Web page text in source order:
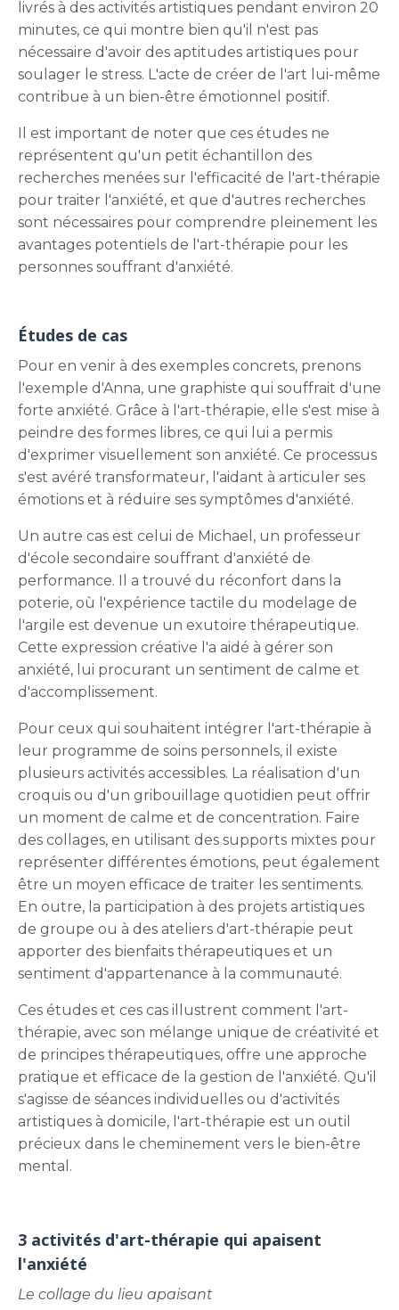
livrés à des activités artistiques pendant environ 20
minutes, ce qui montre bien qu'il n'est pas
nécessaire d'avoir des aptitudes artistiques pour
soulager le stress. L'acte de créer de l'art lui-même
contribue à un bien-être émotionnel positif.
Il est important de noter que ces études ne
représentent qu'un petit échantillon des
recherches menées sur l'efficacité de l'art-thérapie
pour traiter l'anxiété, et que d'autres recherches
sont nécessaires pour comprendre pleinement les
avantages potentiels de l'art-thérapie pour les
personnes souffrant d'anxiété.
Études de cas
Pour en venir à des exemples concrets, prenons
l'exemple d'Anna, une graphiste qui souffrait d'une
forte anxiété. Grâce à l'art-thérapie, elle s'est mise à
peindre des formes libres, ce qui lui a permis
d'exprimer visuellement son anxiété. Ce processus
s'est avéré transformateur, l'aidant à articuler ses
émotions et à réduire ses symptômes d'anxiété.
Un autre cas est celui de Michael, un professeur
d'école secondaire souffrant d'anxiété de
performance. Il a trouvé du réconfort dans la
poterie, où l'expérience tactile du modelage de
l'argile est devenue un exutoire thérapeutique.
Cette expression créative l'a aidé à gérer son
anxiété, lui procurant un sentiment de calme et
d'accomplissement.
Pour ceux qui souhaitent intégrer l'art-thérapie à
leur programme de soins personnels, il existe
plusieurs activités accessibles. La réalisation d'un
croquis ou d'un gribouillage quotidien peut offrir
un moment de calme et de concentration. Faire
des collages, en utilisant des supports mixtes pour
représenter différentes émotions, peut également
être un moyen efficace de traiter les sentiments.
En outre, la participation à des projets artistiques
de groupe ou à des ateliers d'art-thérapie peut
apporter des bienfaits thérapeutiques et un
sentiment d'appartenance à la communauté.
Ces études et ces cas illustrent comment l'art-
thérapie, avec son mélange unique de créativité et
de principes thérapeutiques, offre une approche
pratique et efficace de la gestion de l'anxiété. Qu'il
s'agisse de séances individuelles ou d'activités
artistiques à domicile, l'art-thérapie est un outil
précieux dans le cheminement vers le bien-être
mental.
3 activités d'art-thérapie qui apaisent
l'anxiété
Le collage du lieu apaisant